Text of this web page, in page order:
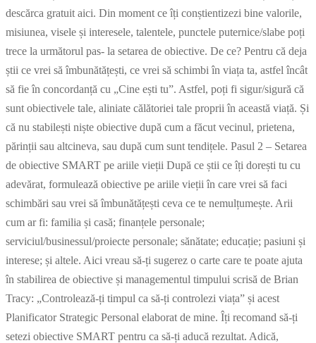
descărca gratuit aici. Din moment ce îți conștientizezi bine valorile,
misiunea, visele și interesele, talentele, punctele puternice/slabe poți
trece la următorul pas- la setarea de obiective. De ce? Pentru că deja
știi ce vrei să îmbunătățești, ce vrei să schimbi în viața ta, astfel încât
să fie în concordanță cu „Cine ești tu”. Astfel, poți fi sigur/sigură că
sunt obiectivele tale, aliniate călătoriei tale proprii în această viață. Și
că nu stabilești niște obiective după cum a făcut vecinul, prietena,
părinții sau altcineva, sau după cum sunt tendițele. Pasul 2 – Setarea
de obiective SMART pe ariile vieții După ce știi ce îți dorești tu cu
adevărat, formulează obiective pe ariile vieții în care vrei să faci
schimbări sau vrei să îmbunătățești ceva ce te nemulțumește. Arii
cum ar fi: familia și casă; finanțele personale;
serviciul/businessul/proiecte personale; sănătate; educație; pasiuni și
interese; și altele. Aici vreau să-ți sugerez o carte care te poate ajuta
în stabilirea de obiective și managementul timpului scrisă de Brian
Tracy: „Controlează-ți timpul ca să-ți controlezi viața” și acest
Planificator Strategic Personal elaborat de mine. Îți recomand să-ți
setezi obiective SMART pentru ca să-ți aducă rezultat. Adică,